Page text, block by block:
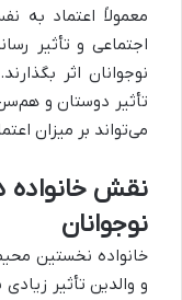
معمولاً اعتماد به
اجتماعی و تأثیر
نوجوانان اثر
تأثیر دوستان و
می‌تواند بر میزان
نقش خانواده
نوجوانان
خانواده نخستین
و والدین تأثیر